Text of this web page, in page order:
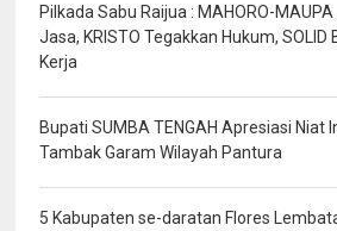
Pilkada Sabu Raijua : MAHORO-
Jasa, KRISTO Tegakkan Hukum, SOLID
Kerja
Bupati SUMBA TENGAH Apresiasi Niat
Tambak Garam Wilayah Pantura
5 Kabupaten se-daratan Flores